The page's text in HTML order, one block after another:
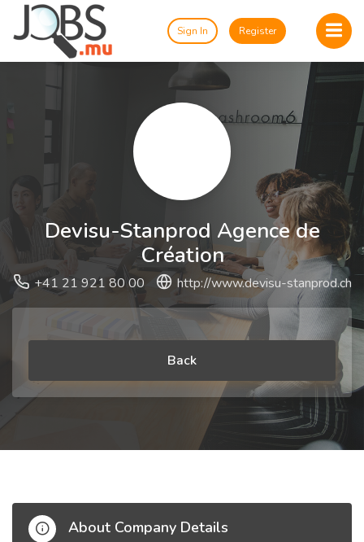
Sign In Register
Devisu-Stanprod Agence de
Création
+41 21 921 80 00 http://www.devisu-stanprod.ch
Back
About Company Details